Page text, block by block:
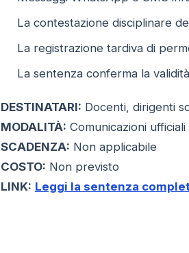
La contestazione disciplinare
La registrazione tardiva di
La sentenza conferma la
DESTINATARI: Docenti, dirigenti
MODALITÀ: Comunicazioni
SCADENZA: Non applicabile
COSTO: Non previsto
LINK: Leggi la sentenza